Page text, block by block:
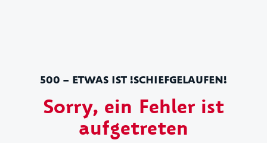
500 – ETWAS IST !SCHIEFGELAUFEN!
Sorry, ein Fehler ist
aufgetreten